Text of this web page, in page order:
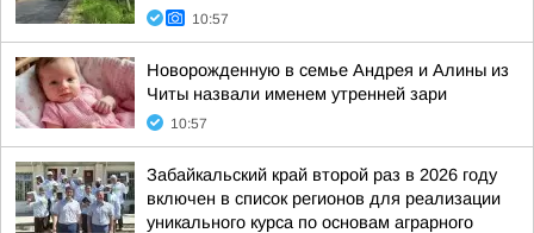
10:57
Новорожденную в семье Андрея и Алины из
Читы назвали именем утренней зари
10:57
Забайкальский край второй раз в 2026 году
включен в список регионов для реализации
уникального курса по основам аграрного